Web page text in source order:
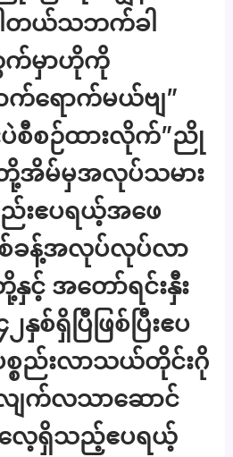
ါတယ်သဘက်ခါ
က်မှာဟိုကို
က်ရောက်မယ်ဗျ”
ပဲစီစဉ်ထားလိုက်”ညို
တို့အိမ်မှအလုပ်သမား
းဧပရယ့်အဖေ
ခန့်အလုပ်လုပ်လာ
င့် အတော်ရင်းနှီး
ရှိပြီဖြစ်ပြီးဧပ
ည်းလာသယ်တိုင်းဂို
ျက်လသာဆောင်
လေ့ရှိသည့်ဧပရယ့်